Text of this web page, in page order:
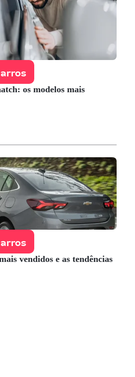
os modelos mais
vendidos e as tendências